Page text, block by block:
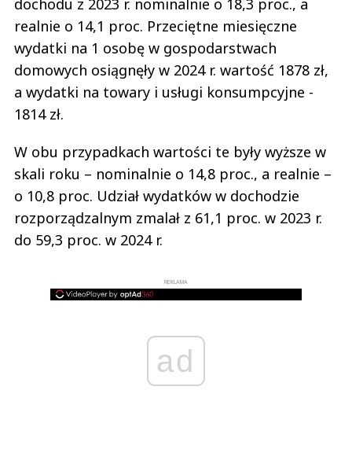
dochodu z 2023 r. nominalnie o 18,3 proc., a
realnie o 14,1 proc. Przeciętne miesięczne
wydatki na 1 osobę w gospodarstwach
domowych osiągnęły w 2024 r. wartość 1878 zł,
a wydatki na towary i usługi konsumpcyjne -
1814 zł.
W obu przypadkach wartości te były wyższe w
skali roku – nominalnie o 14,8 proc., a realnie –
o 10,8 proc. Udział wydatków w dochodzie
rozporządzalnym zmalał z 61,1 proc. w 2023 r.
do 59,3 proc. w 2024 r.
REKLAMA
ad